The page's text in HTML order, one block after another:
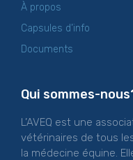
À propos
Capsules d’info
Documents
Qui sommes-
L’AVEQ est une
vétérinaires de tous
la médecine équine.